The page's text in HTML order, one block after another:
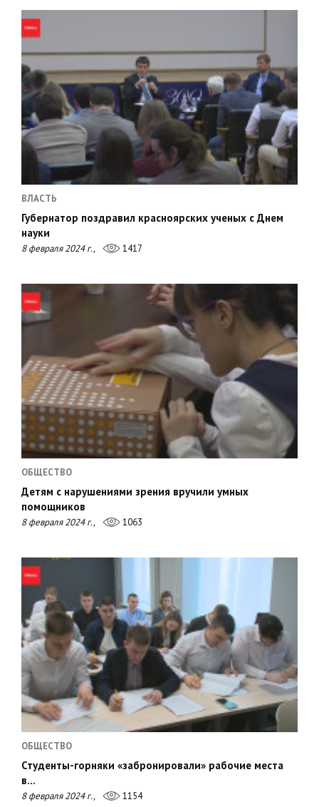
ВЛАСТЬ
Губернатор поздравил красноярских ученых с Днем
науки
8 февраля 2024 г., 1417
ОБЩЕСТВО
Детям с нарушениями зрения вручили умных
помощников
8 февраля 2024 г., 1063
ОБЩЕСТВО
Студенты-горняки «забронировали» рабочие места
в…
8 февраля 2024 г., 1154